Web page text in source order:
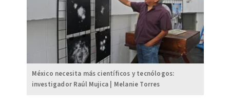
México necesita más científicos y tecnólogos:
investigador Raúl Mujica | Melanie Torres